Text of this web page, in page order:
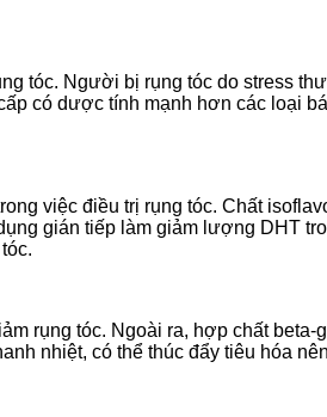
tóc. Người bị rụng tóc do stress
có dược tính mạnh hơn các loại
việc điều trị rụng tóc. Chất
gián tiếp làm giảm lượng DHT
rụng tóc. Ngoài ra, hợp chất
nhiệt, có thể thúc đẩy tiêu hóa